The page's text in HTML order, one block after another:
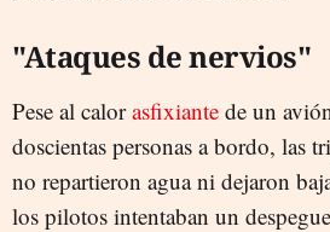
"Ataques de nervios"
Pese al calorasfixiante de un
doscientas personas a bordo, las
no repartieron agua ni dejaron
los pilotos intentaban un